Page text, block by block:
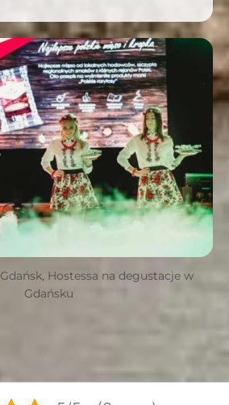
Hostessa na degustacje w
Gdańsku